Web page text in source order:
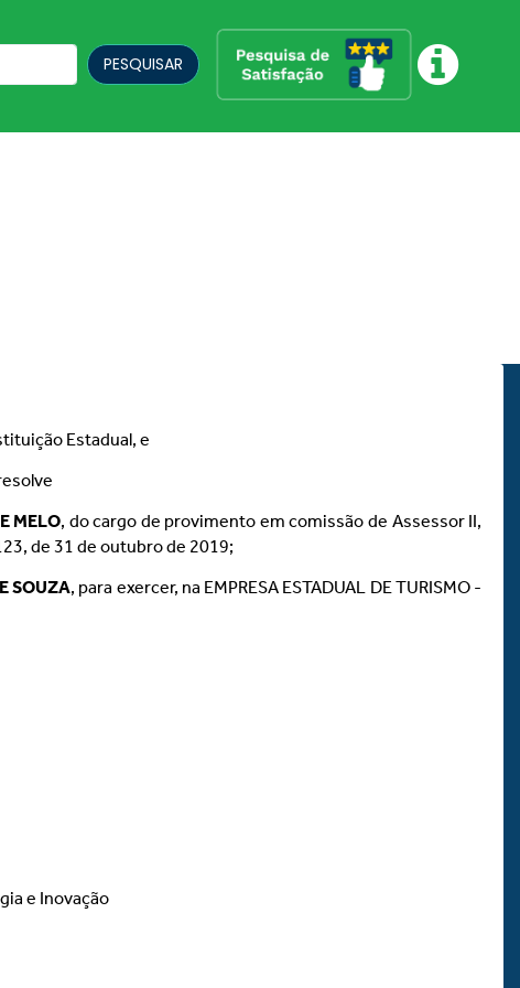
PESQUISAR
Estadual, e
MELO, do cargo de provimento em comissão de Assessor II,
de 31 de outubro de 2019;
SOUZA, para exercer, na EMPRESA ESTADUAL DE TURISMO -
e Inovação